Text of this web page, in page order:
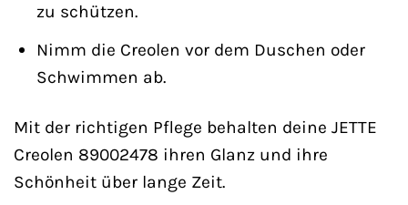
zu schützen.
Nimm die Creolen vor dem Duschen oder
Schwimmen ab.
Mit der richtigen Pflege behalten deine JETTE
Creolen 89002478 ihren Glanz und ihre
Schönheit über lange Zeit.